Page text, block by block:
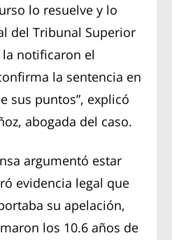
lo resuelve y lo
del Tribunal Superior
notificaron el
la sentencia en
sus puntos”, explicó
abogada del caso.
argumentó estar
evidencia legal que
su apelación,
los 10.6 años de